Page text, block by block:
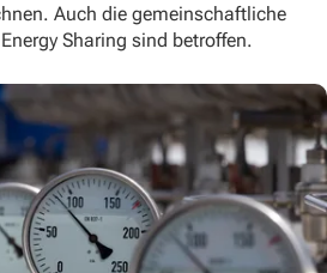
Auch die gemeinschaftliche
Sharing sind betroffen.